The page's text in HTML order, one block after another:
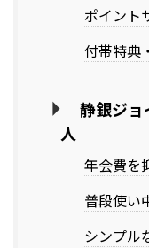
ポイント
付帯特典
静銀ジョ
人
年会費を
普段使い
シンプル